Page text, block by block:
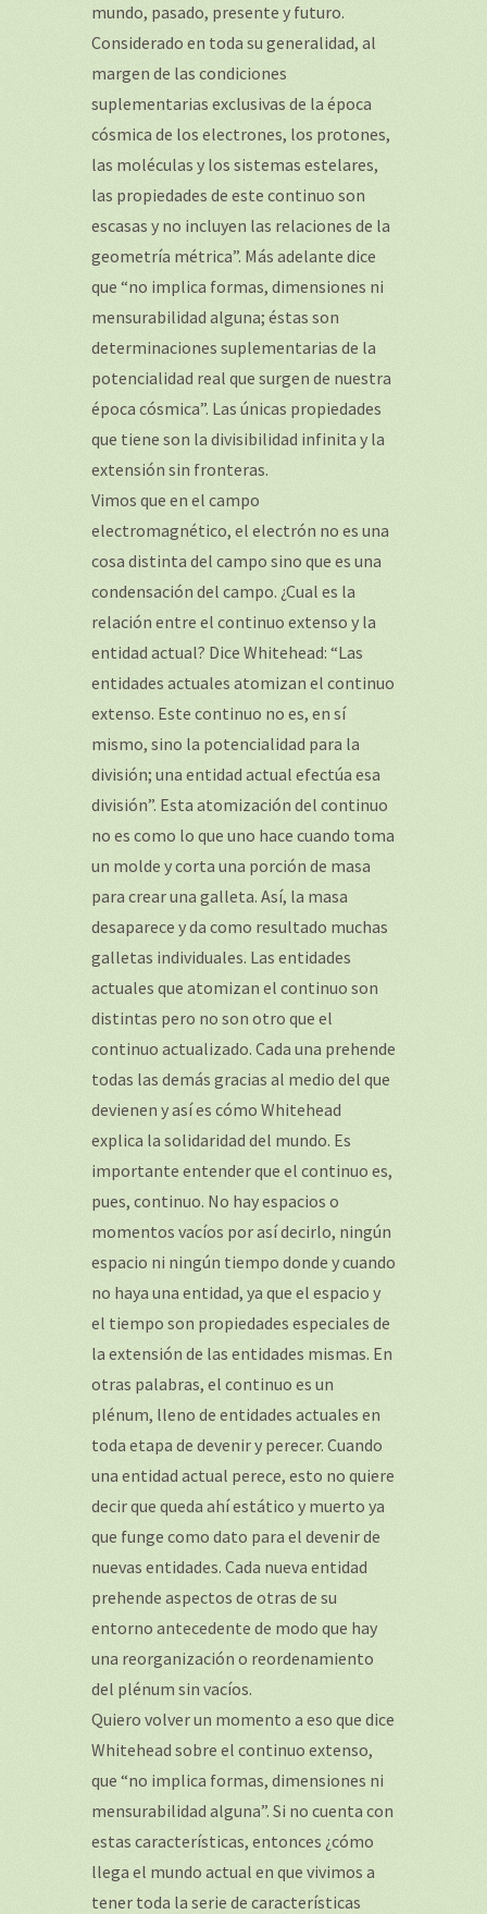
mundo, pasado, presente y futuro.
Considerado en toda su generalidad, al
margen de las condiciones
suplementarias exclusivas de la época
cósmica de los electrones, los protones,
las moléculas y los sistemas estelares,
las propiedades de este continuo son
escasas y no incluyen las relaciones de la
geometría métrica”. Más adelante dice
que “no implica formas, dimensiones ni
mensurabilidad alguna; éstas son
determinaciones suplementarias de la
potencialidad real que surgen de nuestra
época cósmica”. Las únicas propiedades
que tiene son la divisibilidad infinita y la
extensión sin fronteras.
Vimos que en el campo
electromagnético, el electrón no es una
cosa distinta del campo sino que es una
condensación del campo. ¿Cual es la
relación entre el continuo extenso y la
entidad actual? Dice Whitehead: “Las
entidades actuales atomizan el continuo
extenso. Este continuo no es, en sí
mismo, sino la potencialidad para la
división; una entidad actual efectúa esa
división”. Esta atomización del continuo
no es como lo que uno hace cuando toma
un molde y corta una porción de masa
para crear una galleta. Así, la masa
desaparece y da como resultado muchas
galletas individuales. Las entidades
actuales que atomizan el continuo son
distintas pero no son otro que el
continuo actualizado. Cada una prehende
todas las demás gracias al medio del que
devienen y así es cómo Whitehead
explica la solidaridad del mundo. Es
importante entender que el continuo es,
pues, continuo. No hay espacios o
momentos vacíos por así decirlo, ningún
espacio ni ningún tiempo donde y cuando
no haya una entidad, ya que el espacio y
el tiempo son propiedades especiales de
la extensión de las entidades mismas. En
otras palabras, el continuo es un
plénum, lleno de entidades actuales en
toda etapa de devenir y perecer. Cuando
una entidad actual perece, esto no quiere
decir que queda ahí estático y muerto ya
que funge como dato para el devenir de
nuevas entidades. Cada nueva entidad
prehende aspectos de otras de su
entorno antecedente de modo que hay
una reorganización o reordenamiento
del plénum sin vacíos.
Quiero volver un momento a eso que dice
Whitehead sobre el continuo extenso,
que “no implica formas, dimensiones ni
mensurabilidad alguna”. Si no cuenta con
estas características, entonces ¿cómo
llega el mundo actual en que vivimos a
tener toda la serie de características